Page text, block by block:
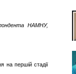
НАМНУ,
на першій стадії